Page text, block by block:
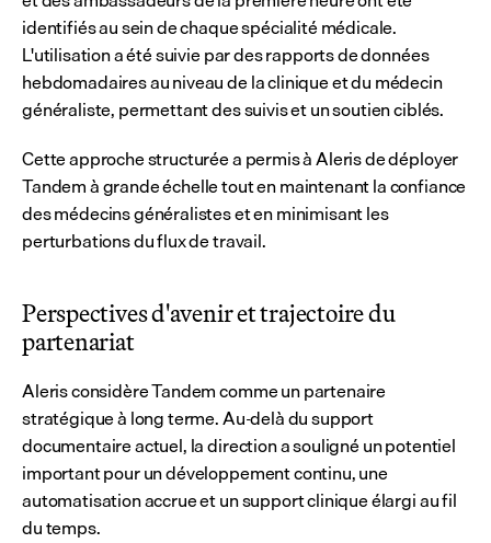
identifiés au sein de chaque spécialité médicale.
L'utilisation a été suivie par des rapports de données
hebdomadaires au niveau de la clinique et du médecin
généraliste, permettant des suivis et un soutien ciblés.
Cette approche structurée a permis à Aleris de déployer
Tandem à grande échelle tout en maintenant la confiance
des médecins généralistes et en minimisant les
perturbations du flux de travail.
Perspectives d'avenir et trajectoire du
partenariat
Aleris considère Tandem comme un partenaire
stratégique à long terme. Au-delà du support
documentaire actuel, la direction a souligné un potentiel
important pour un développement continu, une
automatisation accrue et un support clinique élargi au fil
du temps.